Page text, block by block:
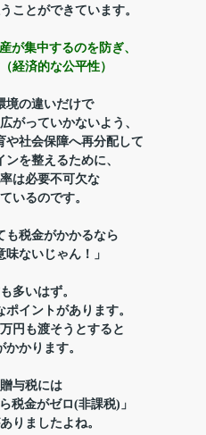
ことができています。
が集中するのを防ぎ、
経済的な公平性）
境の違いだけで
がっていかないよう、
や社会保障へ再分配して
を整えるために、
は必要不可欠な
いるのです。
も税金がかかるなら
ないじゃん！」
多いはず。
イントがあります。
円も渡そうとすると
かります。
与税には
税金がゼロ(非課税)」
りましたよね。